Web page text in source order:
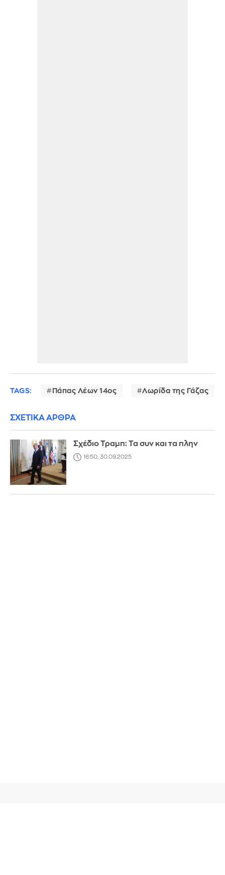
TAGS: Πάπας Λέων 14ος Λωρίδα της Γάζας
ΣΧΕΤΙΚΑ ΑΡΘΡΑ
Σχέδιο Τραμπ: Τα συν και τα πλην
16:50, 30.09.2025